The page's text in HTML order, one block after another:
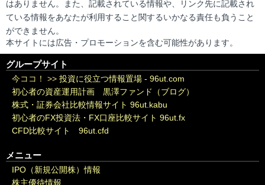
はありません。また、記載されている情報や、リンク先に記載され
ている情報をあなたが利用すること関するいかなる責任も負うこと
ができません。
本サイトには広告・プロモーションを含む可能性があります。
グループサイト
今ココ！ >> 投資に役立つ情報置場 - 96ut.com
初心者の資産運用計画 黒澤ファンド（ブログ）
株式・証券会社比較情報サイト 96ut.kabu
初心者のFX投資法・FX口座比較サイト 96ut.fx
CFD比較サイト 96ut.cfd
メニュー
IPO（新規公開株）情報
株主優待情報